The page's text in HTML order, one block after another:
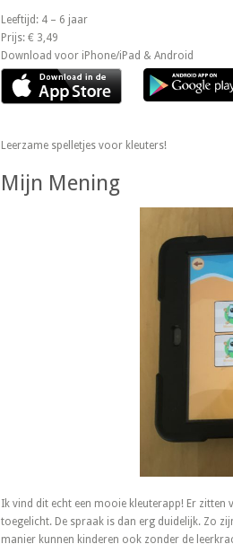
Leeftijd: 4 – 6 jaar
Prijs: € 3,49
Download voor iPhone/iPad & Android
Leerzame spelletjes voor kleuters!
Mijn Mening
Ik vind dit echt een mooie kleuterapp! Er
toegelicht. De spraak is dan erg duidelijk. Zo
manier kunnen kinderen ook zonder de